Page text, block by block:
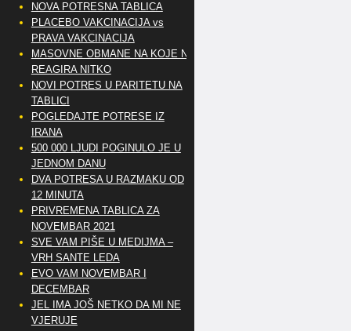
NOVA POTRESNA TABLICA
PLACEBO VAKCINACIJA vs
PRAVA VAKCINACIJA
MASOVNE OBMANE NA KOJE NE
REAGIRA NITKO
NOVI POTRES U PARITETU NA
TABLICI
POGLEDAJTE POTRESE IZ
IRANA
500 000 LJUDI POGINULO JE U
JEDNOM DANU
DVA POTRESA U RAZMAKU OD
12 MINUTA
PRIVREMENA TABLICA ZA
NOVEMBAR 2021
SVE VAM PIŠE U MEDIJMA –
VRH SANTE LEDA
EVO VAM NOVEMBAR I
DECEMBAR
JEL IMA JOŠ NETKO DA MI NE
VJERUJE